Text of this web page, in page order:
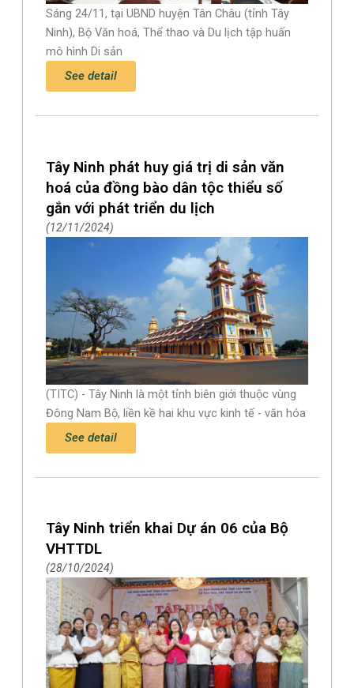
Sáng 24/11, tại UBND huyện Tân Châu (tỉnh Tây
Ninh), Bộ Văn hoá, Thể thao và Du lịch tập huấn
mô hình Di sản
See detail
Tây Ninh phát huy giá trị di sản văn
hoá của đồng bào dân tộc thiểu số
gắn với phát triển du lịch
12/11/2024
(TITC) - Tây Ninh là một tỉnh biên giới thuộc vùng
Đông Nam Bộ, liền kề hai khu vực kinh tế - văn hóa
See detail
Tây Ninh triển khai Dự án 06 của Bộ
VHTTDL
28/10/2024